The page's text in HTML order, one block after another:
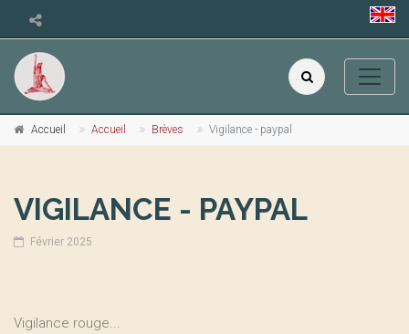
Accueil Accueil Brèves Vigilance - paypal
VIGILANCE - PAYPAL
Février 2025
Vigilance rouge...